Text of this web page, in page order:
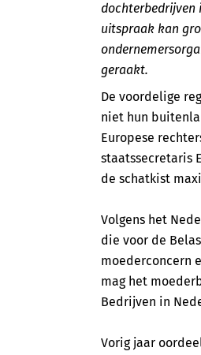
dochterbedrijven
uitspraak kan
geraakt.
De voordelige
niet hun
Europese
staatssecretaris
de schatkist
Volgens het
die voor de
moederconcern
mag het
Bedrijven in
Vorig jaar